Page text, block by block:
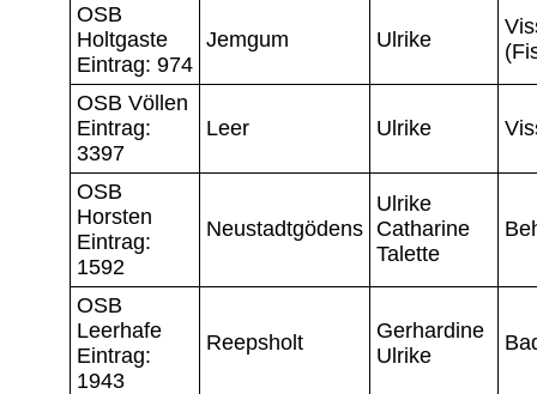
OSB
Holtgaste
Eintrag: 974
Jemgum Ulrike
OSB Völlen
Eintrag:
3397
Leer Ulrike
OSB
Horsten
Eintrag:
1592
Neustadtgödens
Ulrike
Catharine
Talette
OSB
Leerhafe
Eintrag:
1943
Reepsholt
Gerhardine
Ulrike